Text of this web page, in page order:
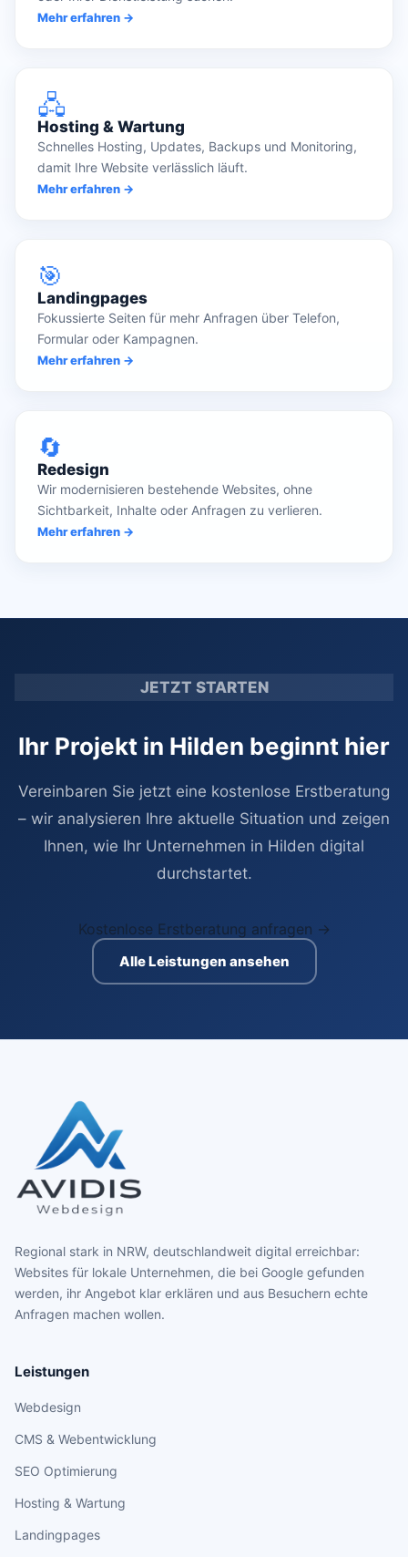
Mehr erfahren →
🖧
Hosting & Wartung
Schnelles Hosting, Updates, Backups und Monitoring,
damit Ihre Website verlässlich läuft.
Mehr erfahren →
🎯
Landingpages
Fokussierte Seiten für mehr Anfragen über Telefon,
Formular oder Kampagnen.
Mehr erfahren →
🔄
Redesign
Wir modernisieren bestehende Websites, ohne
Sichtbarkeit, Inhalte oder Anfragen zu verlieren.
Mehr erfahren →
JETZT STARTEN
Ihr Projekt in Hilden beginnt hier
Vereinbaren Sie jetzt eine kostenlose Erstberatung
– wir analysieren Ihre aktuelle Situation und zeigen
Ihnen, wie Ihr Unternehmen in Hilden digital
durchstartet.
Kostenlose Erstberatung anfragen →
Alle Leistungen ansehen
Regional stark in NRW, deutschlandweit digital erreichbar:
Websites für lokale Unternehmen, die bei Google gefunden
werden, ihr Angebot klar erklären und aus Besuchern echte
Anfragen machen wollen.
Leistungen
Webdesign
CMS & Webentwicklung
SEO Optimierung
Hosting & Wartung
Landingpages